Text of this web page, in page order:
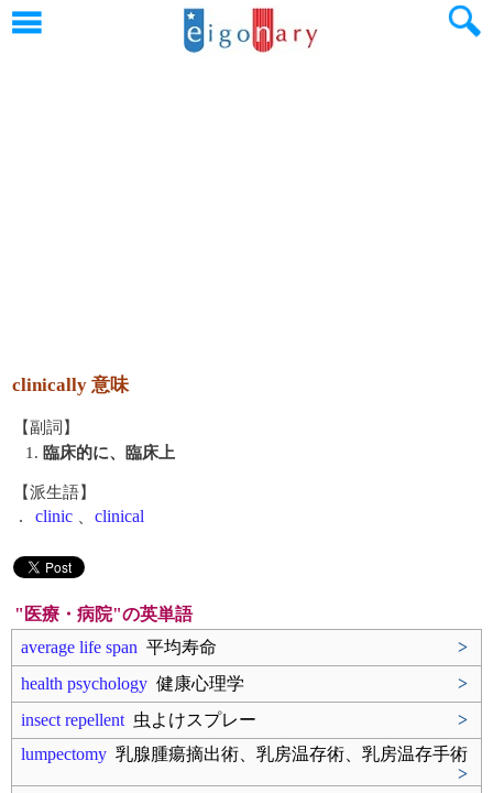
clinically 意味
【副詞】
1. 臨床的に、臨床上
【派生語】
. clinic clinical
"医療・病院"の英単語
average life span 平均寿命
>
health psychology 健康心理学
>
insect repellent 虫よけスプレー
>
lumpectomy 乳腺腫瘍摘出術、乳房温存術、乳房温存手術
>